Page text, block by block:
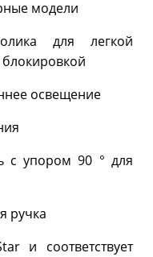
модели
для легкой
освещение
с упором 90 ° для
ручка
и соответствует